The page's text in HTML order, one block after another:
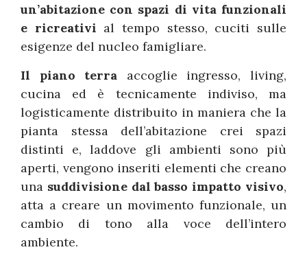
un’abitazione con spazi di vita funzionali
e ricreativi al tempo stesso, cuciti sulle
esigenze del nucleo famigliare.
Il piano terra accoglie ingresso, living,
cucina ed è tecnicamente indiviso, ma
logisticamente distribuito in maniera che la
pianta stessa dell’abitazione crei spazi
distinti e, laddove gli ambienti sono più
aperti, vengono inseriti elementi che creano
una suddivisione dal basso impatto visivo,
atta a creare un movimento funzionale, un
cambio di tono alla voce dell’intero
ambiente.